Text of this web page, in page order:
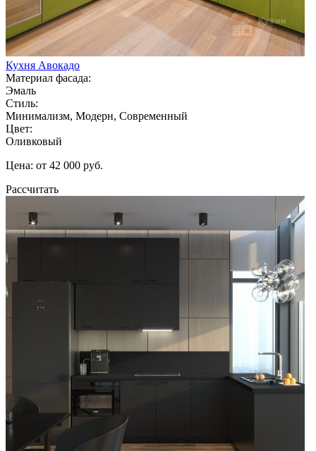
Кухня Авокадо
Материал фасада:
Эмаль
Стиль:
Минимализм, Модерн, Современный
Цвет:
Оливковый
Цена: от 42 000 руб.
Рассчитать